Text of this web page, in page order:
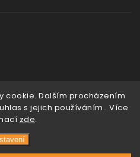
cookie. Dalším procházením
s jejich používáním.. Více
zde.
. Všechna práva vyhrazena.
&techka s.r.o.